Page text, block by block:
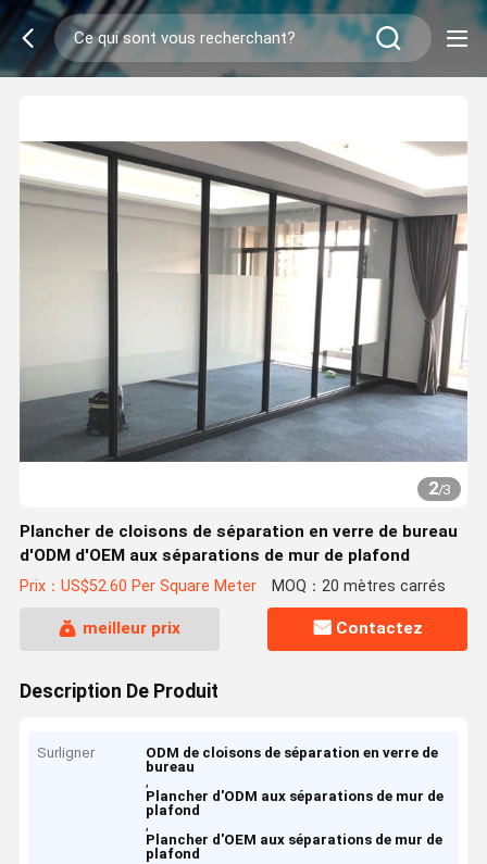
2/3
Plancher de cloisons de séparation en verre de bureau
d'ODM d'OEM aux séparations de mur de plafond
Prix：US$52.60 Per Square Meter MOQ：20 mètres carrés
meilleur prix Contactez
Description De Produit
Surligner
ODM de cloisons de séparation en verre de
bureau
,
Plancher d'ODM aux séparations de mur de
plafond
,
Plancher d'OEM aux séparations de mur de
plafond